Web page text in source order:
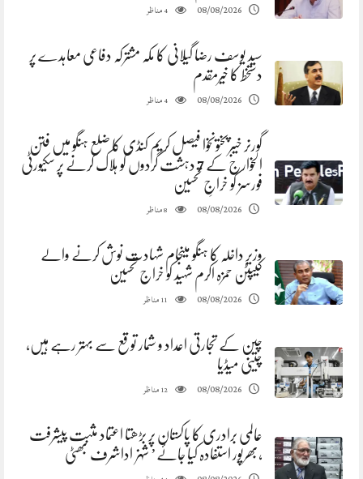
08/08/2026
4مناظر
سید یوسف رضا گیلانی کا مکہ مشترکہ دفاعی معاہدے پر
دستخط کا خیرمقدم
08/08/2026
4مناظر
گورنر خیبرپختونخوا فیصل کریم کنڈی کا ضلع ہنگو میں فتن
الخوارج کے 7 دہشت گردوں کو ہلاک کرنے پر سکیورٹی
فورسز کو خراجِ تحسین
08/08/2026
8مناظر
وزیر داخلہ کا ہنگو میںجام شہادت نوش کرنے والے
کیپٹن حمزہ اکرم شہید کو خراج تحسین
08/08/2026
11مناظر
چین کے تجارتی اعداد و شمار توقع سے بہتر رہے ہیں،
چینی میڈیا
08/08/2026
12مناظر
عالمی برادری کا پاکستان پر بڑھتا اعتماد مثبت پیشرفت
،بھرپور استفادہ کیا جائے’ شہزاداشرف بھٹی